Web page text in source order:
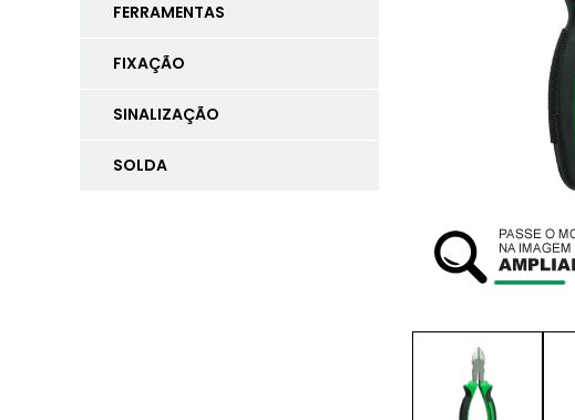
FERRAMENTAS
FIXAÇÃO
SINALIZAÇÃO
SOLDA